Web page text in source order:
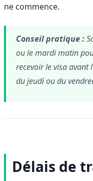
ne commence.
Conseil pratique :
ou le mardi matin
recevoir le visa avant
du jeudi ou du
Délais de